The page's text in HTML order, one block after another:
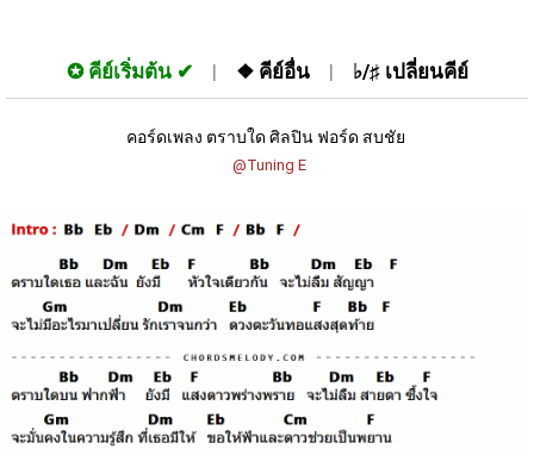
✪ คีย์เริ่มต้น ❖ คีย์อื่น ♭/♯ เปลี่ยนคีย์
คอร์ดเพลง ตราบใด ศิลปิน ฟอร์ด สบชัย
@Tuning E